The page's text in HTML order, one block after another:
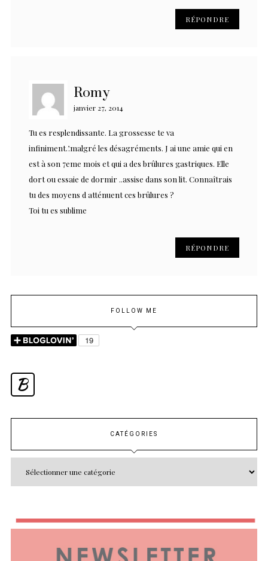
RÉPONDRE
Romy
janvier 27, 2014
Tu es resplendissante. La grossesse te va
infiniment.’.malgré les désagréments. J ai une amie qui en
est à son 7eme mois et qui a des brûlures gastriques. Elle
dort ou essaie de dormir ..assise dans son lit. Connaîtrais
tu des moyens d atténuent ces brûlures ?
Toi tu es sublime
RÉPONDRE
FOLLOW ME
B
CATÉGORIES